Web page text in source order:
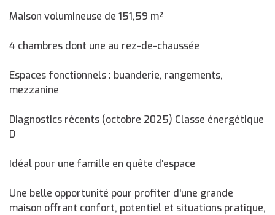
Maison volumineuse de 151,59 m²
4 chambres dont une au rez-de-chaussée
Espaces fonctionnels : buanderie, rangements,
mezzanine
Diagnostics récents (octobre 2025) Classe énergétique
D
Idéal pour une famille en quête d'espace
Une belle opportunité pour profiter d'une grande
maison offrant confort, potentiel et situations pratique,